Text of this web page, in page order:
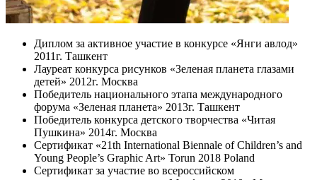
Диплом за активное участие в конкурсе «Янги авлод»
2011г. Ташкент
Лауреат конкурса рисунков «Зеленая планета глазами
детей» 2012г. Москва
Победитель национального этапа международного
форума «Зеленая планета» 2013г. Ташкент
Победитель конкурса детского творчества «Читая
Пушкина» 2014г. Москва
Сертификат «21th International Biennale of Children’s and
Young People’s Graphic Art» Torun 2018 Poland
Сертификат за участие во всероссийском